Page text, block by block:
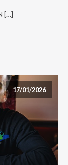
[…]
17/01/2026